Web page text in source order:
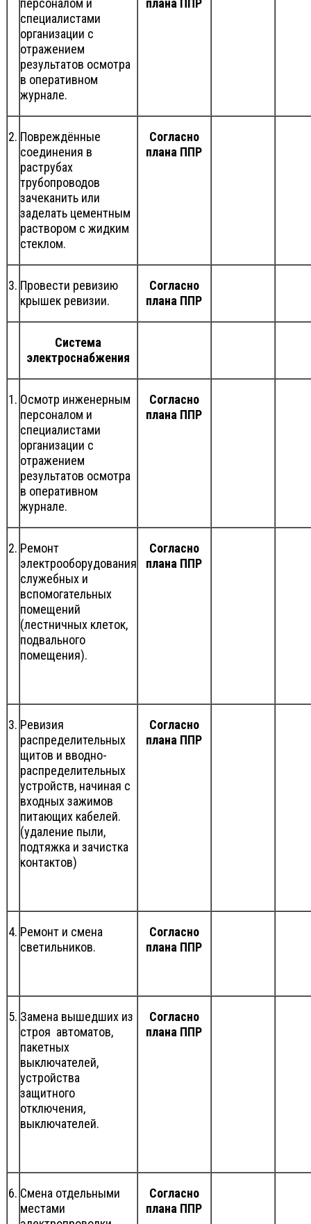
персоналом и
специалистами
организации с
отражением
результатов осмотра
в оперативном
журнале.
плана ППР
2. Повреждённые
соединения в
раструбах
трубопроводов
зачеканить или
заделать цементным
раствором с жидким
стеклом.
Согласно
плана ППР
3. Провести ревизию
крышек ревизии.
Согласно
плана ППР
Система
электроснабжения
1. Осмотр инженерным
персоналом и
специалистами
организации с
отражением
результатов осмотра
в оперативном
журнале.
Согласно
плана ППР
2. Ремонт
электрооборудования
служебных и
вспомогательных
помещений
(лестничных клеток,
подвального
помещения).
Согласно
плана ППР
3. Ревизия
распределительных
щитов и вводно-
распределительных
устройств, начиная с
входных зажимов
питающих кабелей.
(удаление пыли,
подтяжка и зачистка
контактов)
Согласно
плана ППР
4. Ремонт и смена
светильников.
Согласно
плана ППР
5. Замена вышедших из
строя автоматов,
пакетных
выключателей,
устройства
защитного
отключения,
выключателей.
Согласно
плана ППР
6. Смена отдельными
местами
Согласно
плана ППР